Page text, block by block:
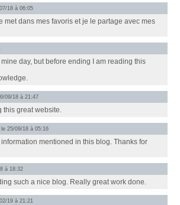
18 à 06:05
met dans mes favoris et je le partage avec mes
day, but before ending I am reading this
09/18 à 21:47
this great website.
le 25/09/18 à 05:16
mentioned in this blog. Thanks for
à 18:32
such a nice blog. Really great work done.
19 à 21:21